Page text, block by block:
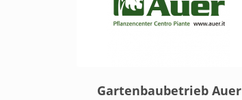
Gartenbaubetrieb Auer